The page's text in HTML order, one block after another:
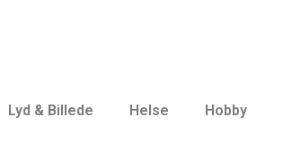
Lyd & Billede Helse Hobby